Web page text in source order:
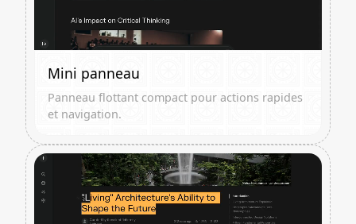
Mini panneau
Panneau flottant compact pour actions rapides
et navigation.